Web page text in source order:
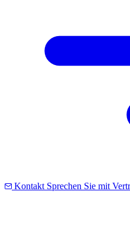
Kontakt Sprechen Sie mit